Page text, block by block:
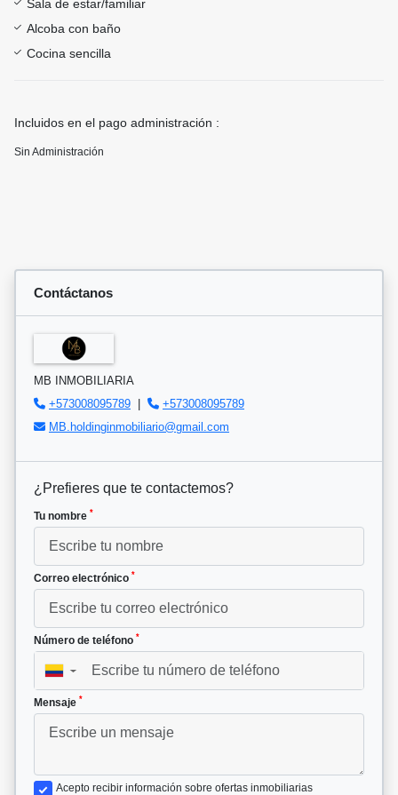
Sala de estar/familiar
Alcoba con baño
Cocina sencilla
Incluidos en el pago administración :
Sin Administración
Contáctanos
MB INMOBILIARIA
+573008095789 |
+573008095789
MB.holdinginmobiliario@gmail.com
¿Prefieres que te contactemos?
Tu nombre *
Correo electrónico *
Número de teléfono *
▼
Mensaje *
Acepto recibir información sobre ofertas inmobiliarias